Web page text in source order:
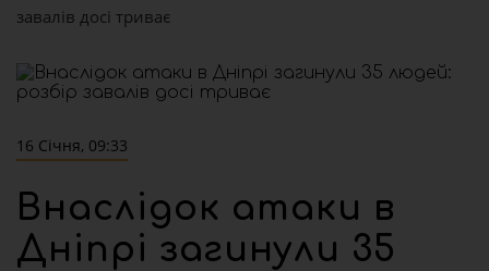
завалів досі триває
16 Січня, 09:33
Внаслідок атаки в
Дніпрі загинули 35